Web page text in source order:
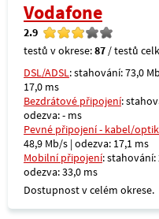
Vodafone
2.9
testů v okrese:87 / testů
DSL/ADSL: stahování: 73,0
17,0 ms
Bezdrátové připojení:
odezva: - ms
Pevné připojení - kabel/
48,9 Mb/s | odezva: 17,1 ms
Mobilní připojení: stahování:
odezva: 33,0 ms
Dostupnost v celém okrese.